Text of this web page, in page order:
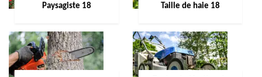
Paysagiste 18 Taille de haie 18